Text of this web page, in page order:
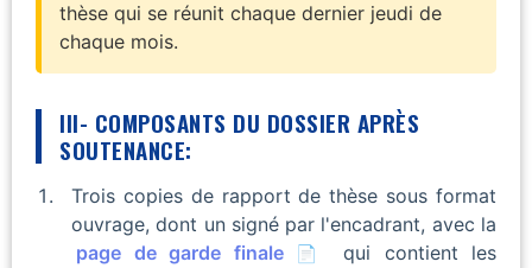
thèse qui se réunit chaque dernier jeudi de
chaque mois.
III- COMPOSANTS DU DOSSIER APRÈS
SOUTENANCE:
Trois copies de rapport de thèse sous format
ouvrage, dont un signé par l'encadrant, avec la
page de garde finale
qui contient les